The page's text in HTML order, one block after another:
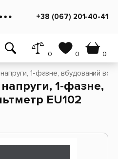
+38 (067) 201-40-41
0 0 0
1-фазне, вбудований
1-фазне,
EU102